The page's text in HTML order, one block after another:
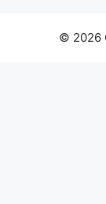
© 2026